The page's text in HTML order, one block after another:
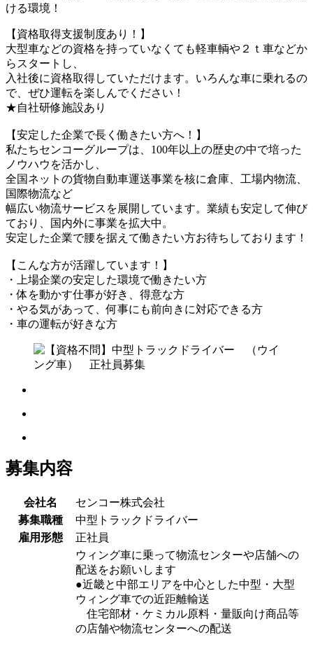
ける環境！
【資格取得支援制度あり！】
大型車などの資格を持っていなくても軽車輌や２ｔ車などか
らスタートし、
入社後に資格取得していただけます。いろんな車に乗れるの
で、ぜひ運転を楽しんでください！
★自社研修施設あり
【安定した企業で長く働きたい方へ！】
私たちセンコーグループは、100年以上の歴史の中で培った
ノウハウを活かし、
全国ネットの貨物自動車運送事業を核に倉庫、工場内物流、
国際物流など
幅広い物流サービスを展開しています。業績も安定して伸び
ており、国内外に事業を拡大中。
安定した企業で腰を据えて働きたい方お待ちしております！
【こんな方が活躍しています！】
・上場企業の安定した環境で働きたい方
・体を動かす仕事が好き、得意な方
・やる気があって、何事にも前向きに対応できる方
・車の運転が好きな方
募集内容
会社名
センコー株式会社
募集職種
中型トラックドライバー
雇用形態
正社員
ウィング車に乗って物流センターや店舗への
配送をお願いします
●近畿と中部エリアを中心とした中型・大型
ウィング車での近距離輸送
住宅部材・ケミカル原料・量販向け商品等
の店舗や物流センターへの配送